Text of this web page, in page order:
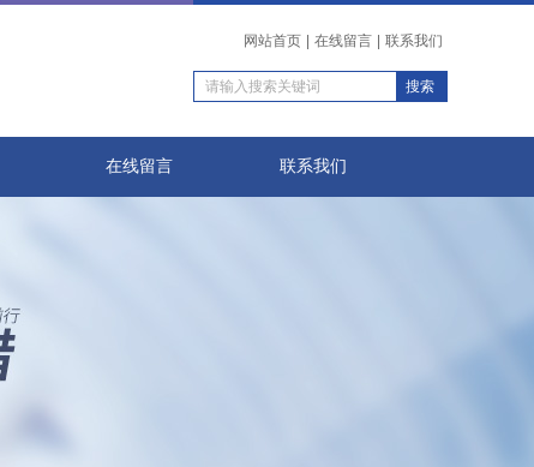
网站首页 在线留言 联系我们
在线留言 联系我们